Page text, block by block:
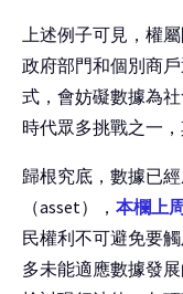
上述例子可見，權
政府部門和個別商
式，會妨礙數據為
時代眾多挑戰之一
歸根究底，數據已
（asset）， 本欄上
民權利不可避免要
多未能適應數據發